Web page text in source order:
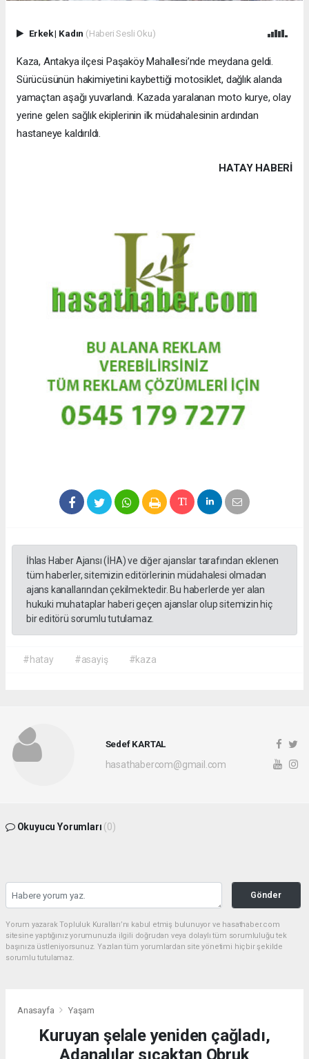
Erkek| Kadın (Haberi Sesli Oku)
Kaza, Antakya ilçesi Paşaköy Mahallesi’nde meydana geldi.
Sürücüsünün hakimiyetini kaybettiği motosiklet, dağlık alanda
yamaçtan aşağı yuvarlandı. Kazada yaralanan moto kurye, olay
yerine gelen sağlık ekiplerinin ilk müdahalesinin ardından
hastaneye kaldırıldı.
HATAY HABERİ
İhlas Haber Ajansı (İHA) ve diğer ajanslar tarafından eklenen
tüm haberler, sitemizin editörlerinin müdahalesi olmadan
ajans kanallarından çekilmektedir. Bu haberlerde yer alan
hukuki muhataplar haberi geçen ajanslar olup sitemizin hiç
bir editörü sorumlu tutulamaz.
#hatay #asayiş #kaza
Sedef KARTAL
hasathabercom@gmail.com
Okuyucu Yorumları (0)
Gönder
Yorum yazarak Topluluk Kuralları’nı kabul etmiş bulunuyor ve hasathaber.com
sitesine yaptığınız yorumunuzla ilgili doğrudan veya dolaylı tüm sorumluluğu tek
başınıza üstleniyorsunuz. Yazılan tüm yorumlardan site yönetimi hiçbir şekilde
sorumlu tutulamaz.
Anasayfa Yaşam
Kuruyan şelale yeniden çağladı,